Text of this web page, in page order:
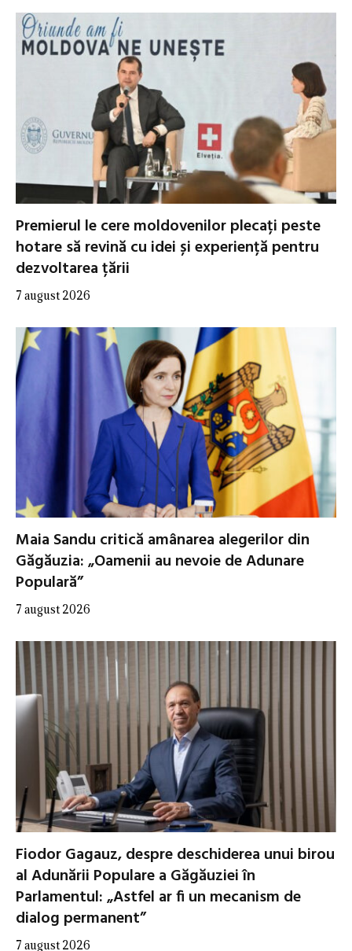
Premierul le cere moldovenilor plecați peste
hotare să revină cu idei și experiență pentru
dezvoltarea țării
7 august 2026
Maia Sandu critică amânarea alegerilor din
Găgăuzia: „Oamenii au nevoie de Adunare
Populară”
7 august 2026
Fiodor Gagauz, despre deschiderea unui birou
al Adunării Populare a Găgăuziei în
Parlamentul: „Astfel ar fi un mecanism de
dialog permanent”
7 august 2026